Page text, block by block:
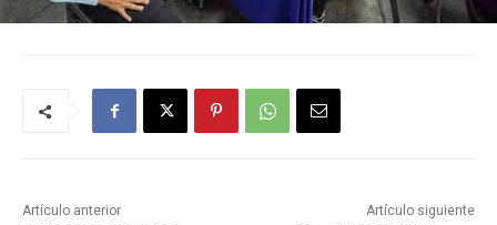
Artículo anterior Artículo siguiente